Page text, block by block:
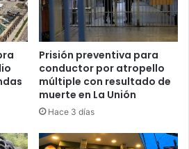
Prisión preventiva para
conductor por atropello
múltiple con resultado de
muerte en La Unión
Hace 3 días